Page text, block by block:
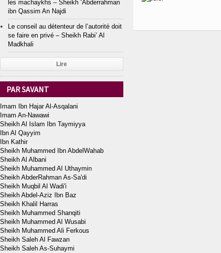
les machaykhs – Sheikh ‘Abderrahman
ibn Qassim An Najdi
Le conseil au détenteur de l’autorité doit
se faire en privé – Sheikh Rabi’ Al
Madkhali
Lire
PAR SAVANT
Imam Ibn Hajar Al-Asqalani
Imam An-Nawawi
Sheikh Al Islam Ibn Taymiyya
Ibn Al Qayyim
Ibn Kathir
Sheikh Muhammed Ibn AbdelWahab
Sheikh Al Albani
Sheikh Muhammed Al Uthaymin
Sheikh AbderRahman As-Sa'di
Sheikh Muqbil Al Wadi'i
Sheikh Abdel-Aziz Ibn Baz
Sheikh Khalil Harras
Sheikh Muhammed Shanqiti
Sheikh Muhammed Al Wusabi
Sheikh Muhammed Ali Ferkous
Sheikh Saleh Al Fawzan
Sheikh Saleh As-Suhaymi